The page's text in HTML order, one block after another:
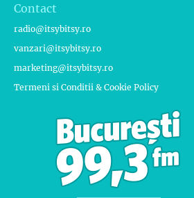
Contact
radio@itsybitsy.ro
vanzari@itsybitsy.ro
marketing@itsybitsy.ro
Termeni si Conditii & Cookie Policy